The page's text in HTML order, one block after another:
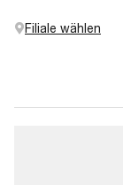
Filiale wählen